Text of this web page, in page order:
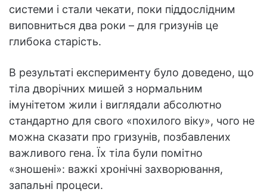
системи і стали чекати, поки піддослідним
виповниться два роки – для гризунів це
глибока старість.
В результаті експерименту було доведено, що
тіла дворічних мишей з нормальним
імунітетом жили і виглядали абсолютно
стандартно для свого «похилого віку», чого не
можна сказати про гризунів, позбавлених
важливого гена. Їх тіла були помітно
«зношені»: важкі хронічні захворювання,
запальні процеси.